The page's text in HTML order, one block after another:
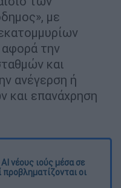
µε
την
και
ανέγερση ή
και επανάχρηση
νέους ιούς μέσα σε
προβληματίζονται οι